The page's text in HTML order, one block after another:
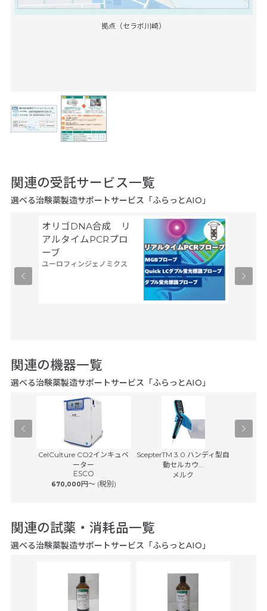
拠点（セラボ川崎）
関連の受託サービス一覧
選べる治験薬製造サポートサービス「ふらっとAIO」
オリゴDNA合成 リ
アルタイムPCRプロ
ーブ
ユーロフィンジェノミクス
関連の機器一覧
選べる治験薬製造サポートサービス「ふらっとAIO」
CelCulture CO2インキュベ
ーター
ESCO
670,000円〜 (税別)
ScepterTM 3.0 ハンディ型自
動セルカウ...
メルク
関連の試薬・消耗品一覧
選べる治験薬製造サポートサービス「ふらっとAIO」